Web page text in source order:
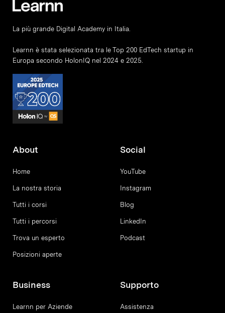
La più grande Digital Academy in Italia.
Learnn è stata selezionata tra le Top 200 EdTech startup in
Europa secondo HolonIQ nel 2024 e 2025.
About
Home
La nostra storia
Tutti i corsi
Tutti i percorsi
Trova un esperto
Posizioni aperte
Social
YouTube
Instagram
Blog
LinkedIn
Podcast
Business
Learnn per Aziende
Supporto
Assistenza